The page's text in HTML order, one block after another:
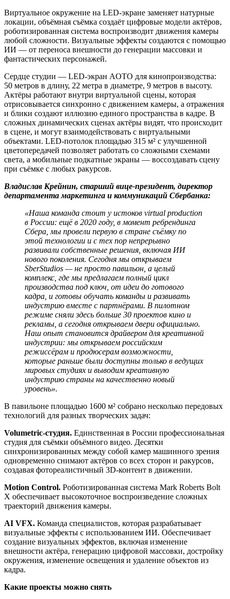
Виртуальное окружение на LED-экране заменяет натурные
локации, объёмная съёмка создаёт цифровые модели актёров,
роботизированная система воспроизводит движения камеры
любой сложности. Визуальные эффекты создаются с помощью
ИИ — от переноса внешности до генерации массовки и
фантастических персонажей.
Сердце студии — LED-экран AOTO для кинопроизводства:
50 метров в длину, 22 метра в диаметре, 9 метров в высоту.
Актёры работают внутри виртуальной сцены, которая
отрисовывается синхронно с движением камеры, а отражения
и блики создают иллюзию единого пространства в кадре. В
сложных динамических сценах актёры видят, что происходит
в сцене, и могут взаимодействовать с виртуальными
объектами. LED-потолок площадью 315 м² с улучшенной
цветопередачей позволяет работать со сложными схемами
света, а мобильные подкатные экраны — воссоздавать сцену
при съёмке с любых ракурсов.
Владислав Крейнин, старший вице-президент, директор
департамента маркетинга и коммуникаций Сбербанка:
«Наша команда стоит у истоков virtual production
в России: ещё в 2020 году, в момент ребрендинга
Сбера, мы провели первую в стране съёмку по
этой технологии и с тех пор непрерывно
развивали собственные решения, включая ИИ
нового поколения. Сегодня мы открываем
SberStudios — не просто павильон, а целый
комплекс, где мы предлагаем полный цикл
производства под ключ, от идеи до готового
кадра, и готовы обучать команды и развивать
индустрию вместе с партнёрами. В пилотном
режиме сняли здесь больше 30 проектов кино и
рекламы, а сегодня открываем двери официально.
Наш опыт становится драйвером для креативной
индустрии: мы открываем российским
режиссёрам и продюсерам возможности,
которые раньше были доступны только в ведущих
мировых студиях и выводим креативную
индустрию страны на качественно новый
уровень».
В павильоне площадью 1600 м² собрано несколько передовых
технологий для разных творческих задач:
Volumetric-студия. Единственная в России профессиональная
студия для съёмки объёмного видео. Десятки
синхронизированных между собой камер машинного зрения
одновременно снимают актёров со всех сторон и ракурсов,
создавая фотореалистичный 3D-контент в движении.
Motion Control. Роботизированная система Mark Roberts Bolt
X обеспечивает высокоточное воспроизведение сложных
траекторий движения камеры.
AI VFX. Команда специалистов, которая разрабатывает
визуальные эффекты с использованием ИИ. Обеспечивает
создание визуальных эффектов, включая изменение
внешности актёра, генерацию цифровой массовки, достройку
окружения, изменение освещения и удаление объектов из
кадра.
Какие проекты можно снять